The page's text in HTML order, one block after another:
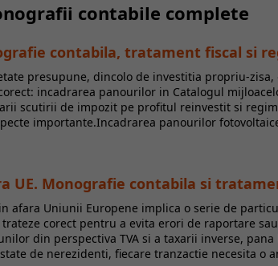
contabile complete
contabila, tratament fiscal si
presupune, dincolo de investitia propriu-zisa,
incadrarea panourilor in Catalogul
scutirii de impozit pe profitul reinvestit si
importante.Incadrarea panourilor
UE. Monografie contabila si
afara Uniunii Europene implica o serie de
corect pentru a evita erori de raportare
din perspectiva TVA si a taxarii inverse,
de nerezidenti, fiecare tranzactie necesita o